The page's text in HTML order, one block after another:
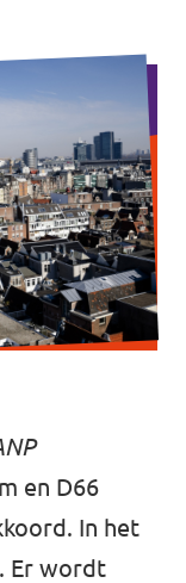
en D66
In het
Er wordt